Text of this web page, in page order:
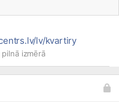
lv/kvartiry
izmērā